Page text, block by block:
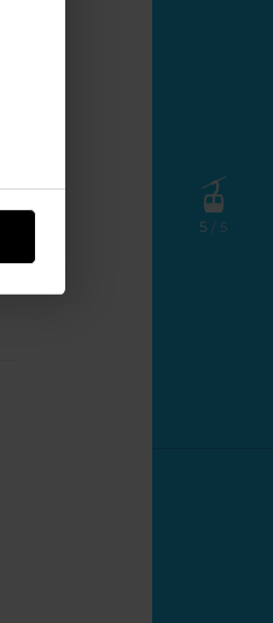
5 / 5